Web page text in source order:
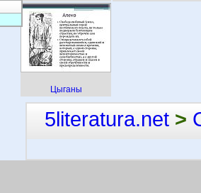
Цыганы
5literatura.net >